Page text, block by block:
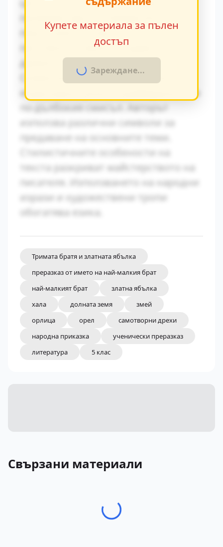
ценности и модерните идеи се
персонажите. Това
противопоставяне създава
драматично напрежение.
Символиката в произведението
играе важна роля за разбирането на
използва различни символи за
предаване на основните теми.
Стилистичните особености на
текста разкриват майстерството на
писателя. Използването на народни
изрази и художествени тропи
обогатява езика.
Купете материала за пълен
достъп
Зареждане...
Тримата братя и златната ябълка
преразказ от името на най-малкия брат
най-малкият брат
златна ябълка
хала
долната земя
змей
орлица
орел
самотворни дрехи
народна приказка
ученически преразказ
литература
5 клас
Свързани материали